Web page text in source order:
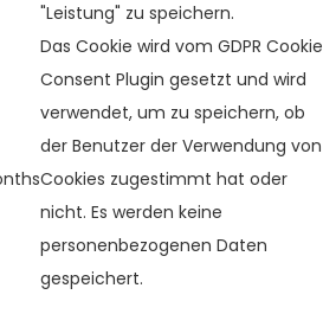
"Leistung" zu speichern.
Das Cookie wird vom GDPR Cookie
Consent Plugin gesetzt und wird
verwendet, um zu speichern, ob
der Benutzer der Verwendung von
Cookies zugestimmt hat oder
nicht. Es werden keine
personenbezogenen Daten
gespeichert.